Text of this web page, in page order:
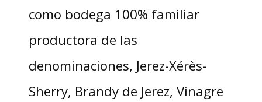
como bodega 100% familiar
productora de las
denominaciones, Jerez-Xérès-
Sherry, Brandy de Jerez, Vinagre